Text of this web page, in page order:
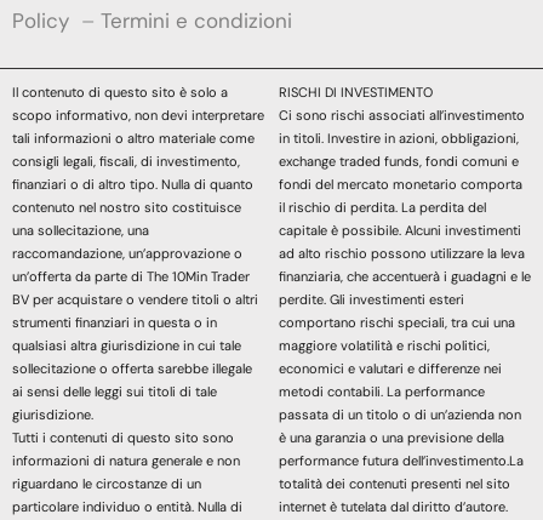
Policy – Termini e condizioni
Il contenuto di questo sito è solo a
scopo informativo, non devi interpretare
tali informazioni o altro materiale come
consigli legali, fiscali, di investimento,
finanziari o di altro tipo. Nulla di quanto
contenuto nel nostro sito costituisce
una sollecitazione, una
raccomandazione, un’approvazione o
un’offerta da parte di The 10Min Trader
BV per acquistare o vendere titoli o altri
strumenti finanziari in questa o in
qualsiasi altra giurisdizione in cui tale
sollecitazione o offerta sarebbe illegale
ai sensi delle leggi sui titoli di tale
giurisdizione.
Tutti i contenuti di questo sito sono
informazioni di natura generale e non
riguardano le circostanze di un
particolare individuo o entità. Nulla di
RISCHI DI INVESTIMENTO
Ci sono rischi associati all’investimento
in titoli. Investire in azioni, obbligazioni,
exchange traded funds, fondi comuni e
fondi del mercato monetario comporta
il rischio di perdita. La perdita del
capitale è possibile. Alcuni investimenti
ad alto rischio possono utilizzare la leva
finanziaria, che accentuerà i guadagni e le
perdite. Gli investimenti esteri
comportano rischi speciali, tra cui una
maggiore volatilità e rischi politici,
economici e valutari e differenze nei
metodi contabili. La performance
passata di un titolo o di un’azienda non
è una garanzia o una previsione della
performance futura dell’investimento.La
totalità dei contenuti presenti nel sito
internet è tutelata dal diritto d’autore.